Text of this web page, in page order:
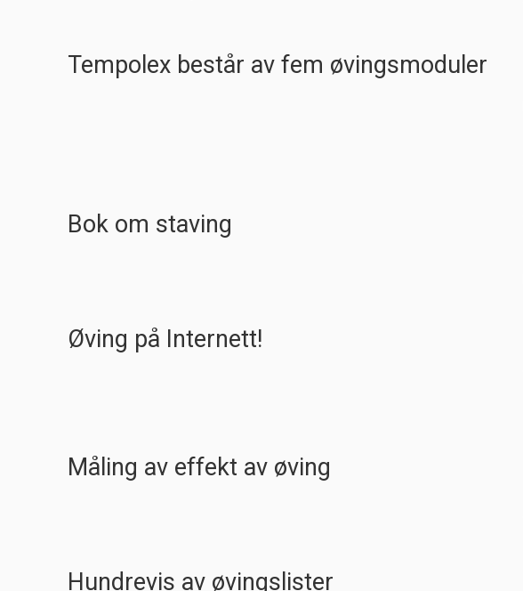
Tempolex består av fem øvingsmoduler
Bok om staving
Øving på Internett!
Måling av effekt av øving
Hundrevis av øvingslister